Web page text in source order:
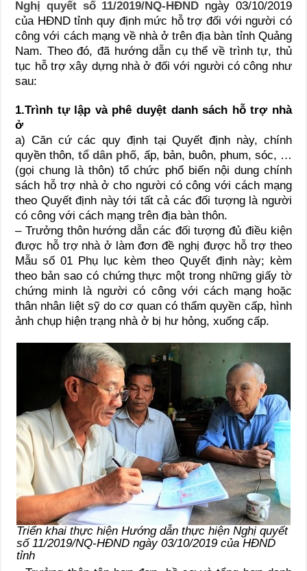
Nghị quyết số 11/2019/NQ-HĐND ngày 03/10/2019
của HĐND tỉnh quy định mức hỗ trợ đối với người có
công với cách mạng về nhà ở trên địa bàn tỉnh Quảng
Nam. Theo đó, đã hướng dẫn cụ thể về trình tự, thủ
tục hỗ trợ xây dựng nhà ở đối với người có công như
sau:
1.Trình tự lập và phê duyệt danh sách hỗ trợ nhà
ở
a) Căn cứ các quy định tại Quyết định này, chính
quyền thôn,tổ dân phố, ấp, bản, buôn, phum, sóc, …
(gọi chung là thôn) tổ chức phổ biến nội dung chính
sách hỗ trợ nhà ở cho người có công với cách mạng
theo Quyết định này tới tất cả các đối tượng là người
có công với cách mạng trên địa bàn thôn.
– Trưởng thôn hướng dẫn các đối tượng đủ điều kiện
được hỗ trợ nhà ở làm đơn đề nghị được hỗ trợ theo
Mẫu số 01 Phụ lục kèm theo Quyết định này; kèm
theo bản sao có chứng thực một trong những giấy tờ
chứng minh là người có công với cách mạng hoặc
thân nhân liệt sỹ do cơ quan có thẩm quyền cấp, hình
ảnh chụp hiện trạng nhà ở bị hư hỏng, xuống cấp.
Triển khai thực hiện Hướng dẫn thực hiện Nghị quyết
số 11/2019/NQ-HĐND ngày 03/10/2019 của HĐND
tỉnh